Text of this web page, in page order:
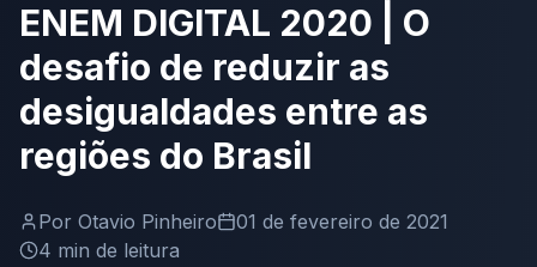
ENEM DIGITAL 2020 | O
desafio de reduzir as
desigualdades entre as
regiões do Brasil
Por Otavio Pinheiro
01 de fevereiro de 2021
4 min de leitura